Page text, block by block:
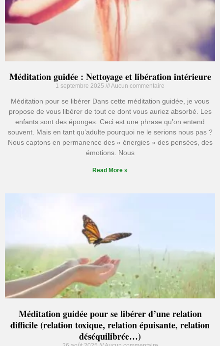
Méditation guidée : Nettoyage et libération intérieure
1 septembre 2025 Aucun commentaire
Méditation pour se libérer Dans cette méditation guidée, je vous
propose de vous libérer de tout ce dont vous auriez absorbé. Les
enfants sont des éponges. Ceci est une phrase qu’on entend
souvent. Mais en tant qu’adulte pourquoi ne le serions nous pas ?
Nous captons en permanence des « énergies » des pensées, des
émotions. Nous
Read More »
Méditation guidée pour se libérer d’une relation
difficile (relation toxique, relation épuisante, relation
déséquilibrée…)